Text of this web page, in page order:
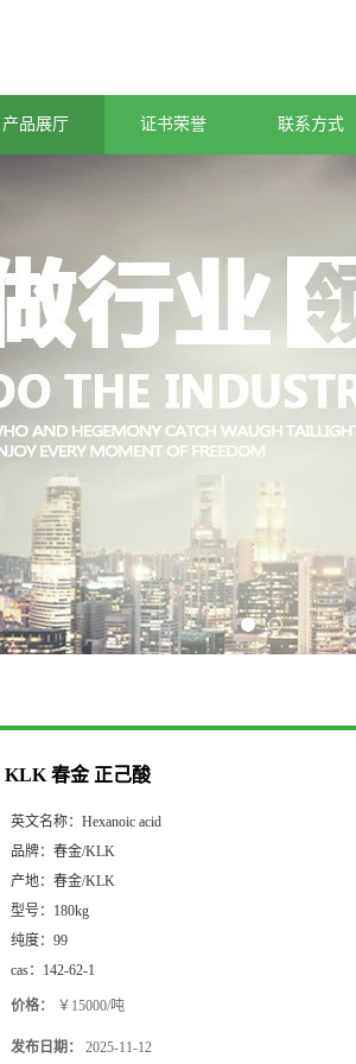
产品展厅 证书荣誉 联系方式
KLK 春金 正己酸
英文名称： Hexanoic acid
品牌： 春金/KLK
产地： 春金/KLK
型号： 180kg
纯度： 99
cas： 142-62-1
价格： ￥15000/吨
发布日期： 2025-11-12